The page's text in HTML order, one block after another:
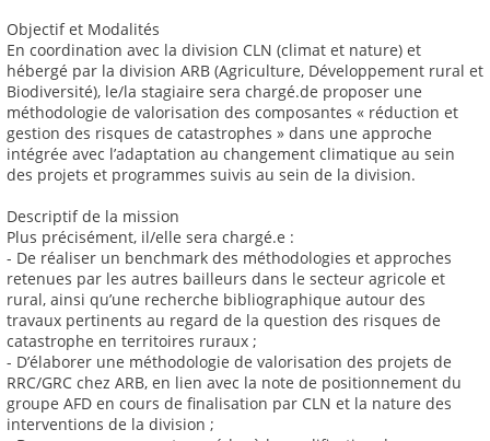
Objectif et Modalités
En coordination avec la division CLN (climat et nature) et
hébergé par la division ARB (Agriculture, Développement rural et
Biodiversité), le/la stagiaire sera chargé.de proposer une
méthodologie de valorisation des composantes « réduction et
gestion des risques de catastrophes » dans une approche
intégrée avec l’adaptation au changement climatique au sein
des projets et programmes suivis au sein de la division.
Descriptif de la mission
Plus précisément, il/elle sera chargé.e :
- De réaliser un benchmark des méthodologies et approches
retenues par les autres bailleurs dans le secteur agricole et
rural, ainsi qu’une recherche bibliographique autour des
travaux pertinents au regard de la question des risques de
catastrophe en territoires ruraux ;
- D’élaborer une méthodologie de valorisation des projets de
RRC/GRC chez ARB, en lien avec la note de positionnement du
groupe AFD en cours de finalisation par CLN et la nature des
interventions de la division ;